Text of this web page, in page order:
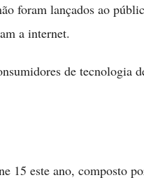
foram lançados ao
a internet.
de tecnologia
15 este ano, composto